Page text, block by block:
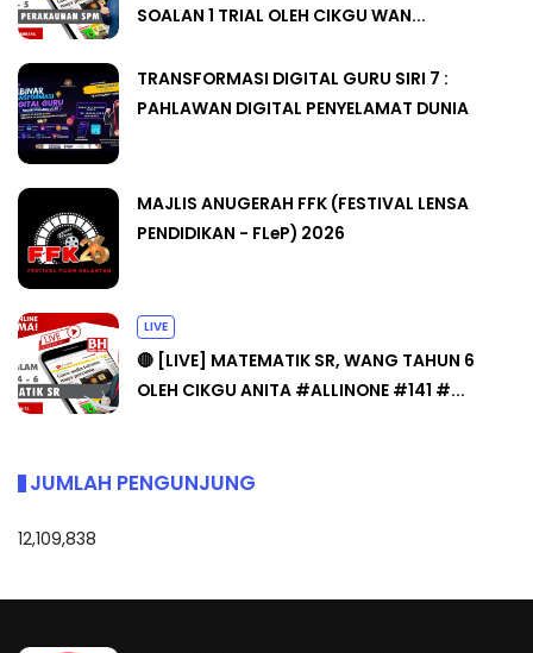
SOALAN 1 TRIAL OLEH CIKGU WAN...
TRANSFORMASI DIGITAL GURU SIRI 7 :
PAHLAWAN DIGITAL PENYELAMAT DUNIA
MAJLIS ANUGERAH FFK (FESTIVAL LENSA
PENDIDIKAN - FLeP) 2026
LIVE
🔴 [LIVE] MATEMATIK SR, WANG TAHUN 6
OLEH CIKGU ANITA #ALLINONE #141 #...
JUMLAH PENGUNJUNG
12,109,838